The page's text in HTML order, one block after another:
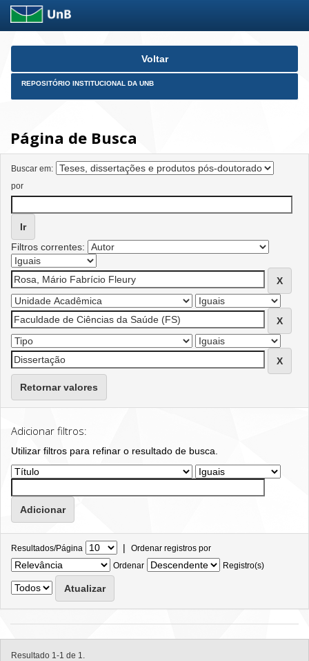
Skip
Voltar
REPOSITÓRIO INSTITUCIONAL DA UNB
Página de Busca
Buscar em:
por
Filtros correntes:
Retornar valores
Adicionar filtros:
Utilizar filtros para refinar o resultado de busca.
Resultados/Página | Ordenar registros por
Ordenar
Registro(s)
Resultado 1-1 de 1.